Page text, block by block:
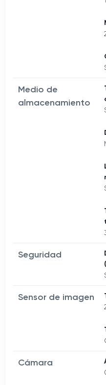
Medio de
almacenamiento
Seguridad
Sensor de imagen
Cámara